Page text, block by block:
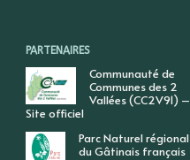
PARTENAIRES
Communauté de
Communes des 2
Vallées (CC2V91) –
Site officiel
Parc Naturel régional
du Gâtinais français